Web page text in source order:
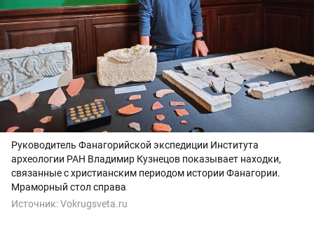
Руководитель Фанагорийской экспедиции Института
археологии РАН Владимир Кузнецов показывает находки,
связанные с христианским периодом истории Фанагории.
Мраморный стол справа
Источник:Vokrugsveta.ru